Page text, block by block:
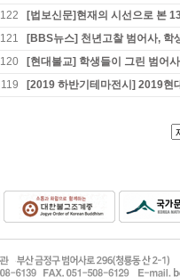
122
[법보신문]현재의 시선으로 본
121
[BBS뉴스] 천년고찰 범어사, 학
120
[현대불교] 학생들이 그린 범어
119
[2019 하반기테마전시] 2019현